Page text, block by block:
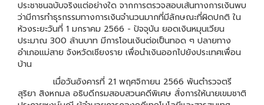
ประชาชนฉบับจริงแต่อย่างใด จากการตรวจสอบเส้นทางการเงินพบ
ว่ามีการทำธุรกรรมทางการเงินจำนวนมากที่มีลักษณะที่ผิดปกติ ใน
ห้วงระยะวันที่ 1 มกราคม 2566 - ปัจจุบัน ยอดเงินหมุนเวียน
ประมาณ 300 ล้านบาท มีการโอนเงินต่อเป็นทอด ๆ ปลายทาง
อำเภอแม่สาย จังหวัดเชียงราย เพื่อนำเงินออกไปยังประเทศเพื่อน
บ้าน
เมื่อวันอังคารที่ 21 พฤศจิกายน 2566 พันตำรวจตรี
สุริยา สิงหกมล อธิบดีกรมสอบสวนคดีพิเศษ สั่งการให้นายเขมชาติ